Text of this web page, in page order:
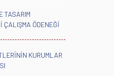
TASARIM
ÇALIŞMA ÖDENEĞİ
KURUMLAR